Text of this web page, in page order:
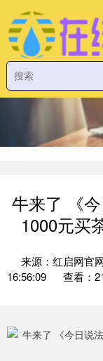
牛来了 《
1000元买
来源：红启网官
16:56:09
查看：